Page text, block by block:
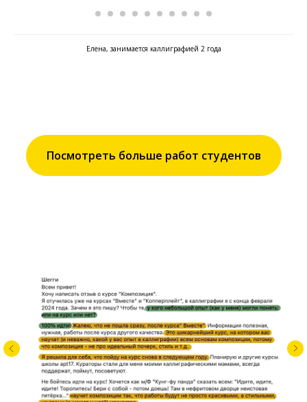
Елена, занимается каллиграфией 2 года
Посмотреть больше работ студентов